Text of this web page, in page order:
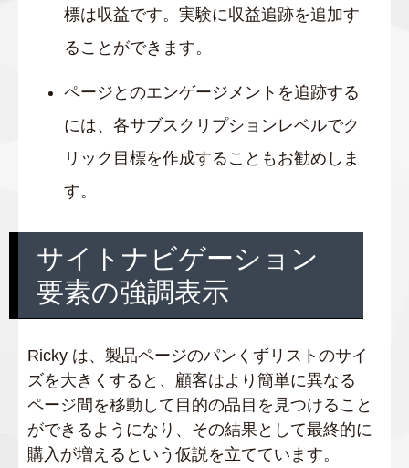
標は収益です。実験に収益追跡を追加す
ることができます。
ページとのエンゲージメントを追跡する
には、各サブスクリプションレベルでク
リック目標を作成することもお勧めしま
す。
サイトナビゲーション
要素の強調表示
Ricky は、製品ページのパンくずリストのサイ
ズを大きくすると、顧客はより簡単に異なる
ページ間を移動して目的の品目を見つけること
ができるようになり、その結果として最終的に
購入が増えるという仮説を立てています。